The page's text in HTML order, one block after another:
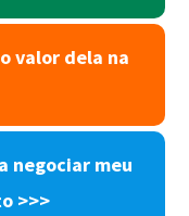
valor dela na
negociar meu
>>>